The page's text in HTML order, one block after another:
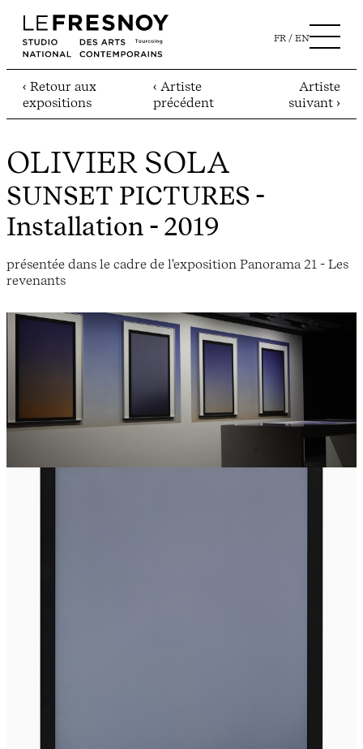
FR EN
‹ Retour aux
expositions
‹ Artiste
précédent
Artiste
suivant ›
OLIVIER SOLA
SUNSET PICTURES -
Installation - 2019
présentée dans le cadre de l'exposition Panorama 21 - Les
revenants